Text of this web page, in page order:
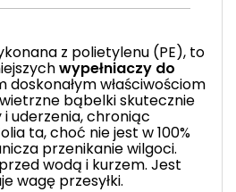
z polietylenu (PE), to
wypełniaczy do
doskonałym właściwościom
bąbelki skutecznie
uderzenia, chroniąc
ta, choć nie jest w 100%
przenikanie wilgoci.
wodą i kurzem. Jest
wagę przesyłki.